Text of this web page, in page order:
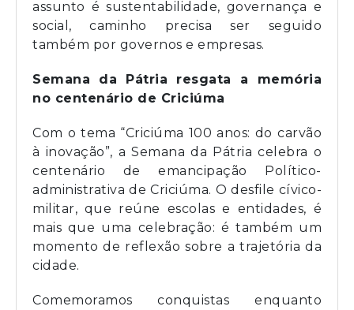
assunto é sustentabilidade, governança e
social, caminho precisa ser seguido
também por governos e empresas.
Semana da Pátria resgata a memória
no centenário de Criciúma
Com o tema “Criciúma 100 anos: do carvão
à inovação”, a Semana da Pátria celebra o
centenário de emancipação Político-
administrativa de Criciúma. O desfile cívico-
militar, que reúne escolas e entidades, é
mais que uma celebração: é também um
momento de reflexão sobre a trajetória da
cidade.
Comemoramos conquistas enquanto